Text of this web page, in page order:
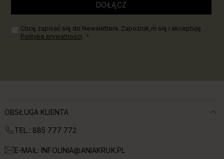
DOŁĄCZ
Chcę zapisać się do Newslettera. Zapoznał_m się i akceptuję
Politykę prywatności.
OBSŁUGA KLIENTA
TEL.: 885 777 772
E-MAIL: INFOLINIA@ANIAKRUK.PL